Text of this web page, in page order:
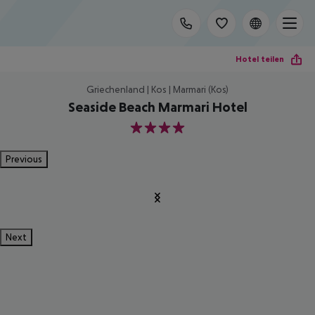
Hotel teilen
Griechenland | Kos | Marmari (Kos)
Seaside Beach Marmari Hotel
4
Previous
Next